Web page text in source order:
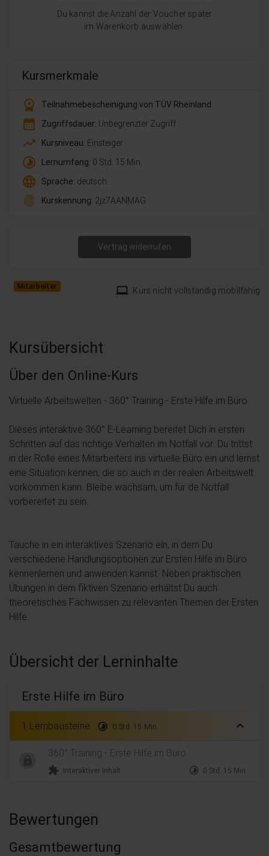
Du kannst die Anzahl der Voucher später
im Warenkorb auswählen.
Kursmerkmale
workspace_premium
Teilnahmebescheinigung von TÜV Rheinland
calendar_month Zugriffsdauer: Unbegrenzter Zugriff
trending_up Kursniveau: Einsteiger
timelapse Lernumfang: 0 Std. 15 Min.
language Sprache: deutsch
fingerprint Kurskennung: 2jz7AANMAG
Vertrag widerrufen
Mitarbeiter laptop Kurs nicht vollständig mobilfähig
Kursübersicht
Über den Online-Kurs
Virtuelle Arbeitswelten - 360° Training - Erste Hilfe im Büro
Dieses interaktive 360° E-Learning bereitet Dich in ersten
Schritten auf das richtige Verhalten im Notfall vor. Du trittst
in der Rolle eines Mitarbeiters ins virtuelle Büro ein und lernst
eine Situation kennen, die so auch in der realen Arbeitswelt
vorkommen kann. Bleibe wachsam, um für de Notfall
vorbereitet zu sein.
Tauche in ein interaktives Szenario ein, in dem Du
verschiedene Handlungsoptionen zur Ersten Hilfe im Büro
kennenlernen und anwenden kannst. Neben praktischen
Übungen in dem fiktiven Szenario erhältst Du auch
theoretisches Fachwissen zu relevanten Themen der Ersten
Hilfe.
Übersicht der Lerninhalte
Erste Hilfe im Büro
1 Lernbausteine timelapse 0 Std. 15 Min. expand_less
360° Training - Erste Hilfe im Büro
extension Interaktiver Inhalt timelapse 0 Std. 15 Min.
Bewertungen
Gesamtbewertung